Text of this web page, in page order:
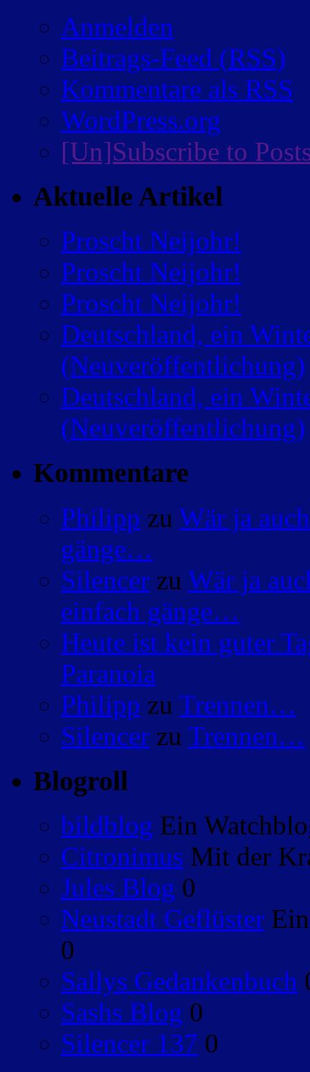
Anmelden
Beitrags-Feed (RSS)
Kommentare als RSS
WordPress.org
[Un]Subscribe to
Aktuelle Artikel
Proscht Neijohr!
Proscht Neijohr!
Proscht Neijohr!
Deutschland, ein
(Neuveröffentlichung)
Deutschland, ein
(Neuveröffentlichung)
Kommentare
Philipp zu Wär ja
gänge…
Silencer zu Wär ja
einfach gänge…
Heute ist kein guter
Paranoia
Philipp zu Trennen…
Silencer zu Trennen…
Blogroll
bildblog Ein
Citronimus Mit der
Jules Blog 0
Neustadt Geflüster
0
Sallys Gedankenbuch
Sashs Blog 0
Silencer 137 0